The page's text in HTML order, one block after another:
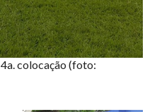
colocação (foto: